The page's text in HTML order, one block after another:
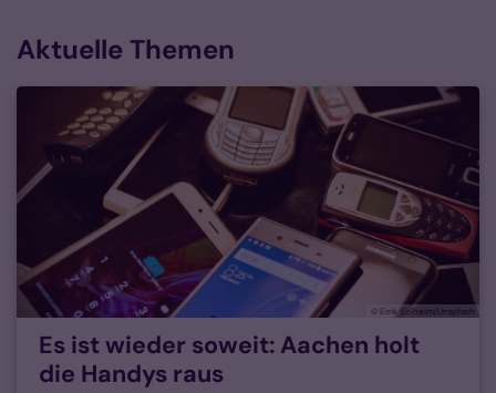
Aktuelle Themen
© Eirik Solheim/Unsplash
Es ist wieder soweit: Aachen holt
die Handys raus